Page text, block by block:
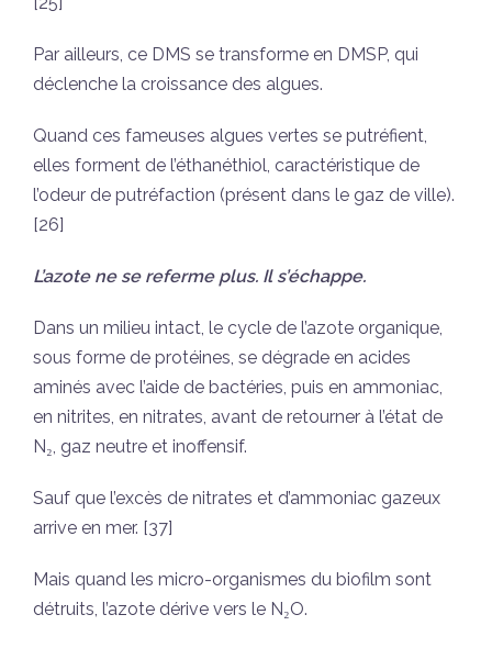
Par ailleurs, ce DMS se transforme en DMSP, qui
déclenche la croissance des algues.
Quand ces fameuses algues vertes se putréfient,
elles forment de l’éthanéthiol, caractéristique de
l’odeur de putréfaction (présent dans le gaz de ville).
[26]
L’azote ne se referme plus. Il s’échappe.
Dans un milieu intact, le cycle de l’azote organique,
sous forme de protéines, se dégrade en acides
aminés avec l’aide de bactéries, puis en ammoniac,
en nitrites, en nitrates, avant de retourner à l’état de
N₂, gaz neutre et inoffensif.
Sauf que l’excès de nitrates et d’ammoniac gazeux
arrive en mer. [37]
Mais quand les micro-organismes du biofilm sont
détruits, l’azote dérive vers le N₂O.